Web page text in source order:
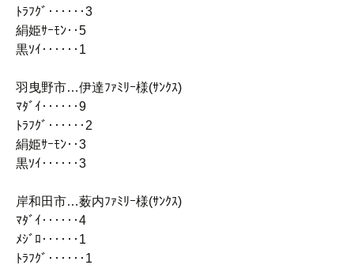
ﾄﾗﾌｸﾞ‥‥‥3
絹姫ｻｰﾓﾝ‥5
黒ｿｲ‥‥‥1
羽曳野市…伊達ﾌｧﾐﾘｰ様(ｻﾝｸｽ)
ﾏﾀﾞｲ‥‥‥9
ﾄﾗﾌｸﾞ‥‥‥2
絹姫ｻｰﾓﾝ‥3
黒ｿｲ‥‥‥3
岸和田市…薮内ﾌｧﾐﾘｰ様(ｻﾝｸｽ)
ﾏﾀﾞｲ‥‥‥4
ﾒｼﾞﾛ‥‥‥1
ﾄﾗﾌｸﾞ‥‥‥1